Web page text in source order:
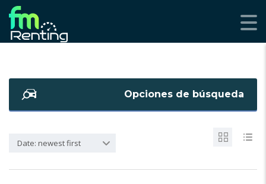
Opciones de búsqueda
Date: newest first